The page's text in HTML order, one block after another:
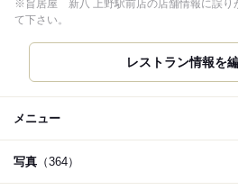
※旨居屋 新八 上野駅前店の店舗情報に誤り
て下さい。
レストラン情報を
メニュー
写真 （364）